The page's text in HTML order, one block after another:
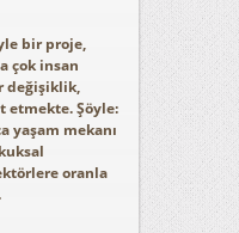
bir proje,
çok insan
değişiklik,
etmekte. Şöyle:
yaşam mekanı
oranla